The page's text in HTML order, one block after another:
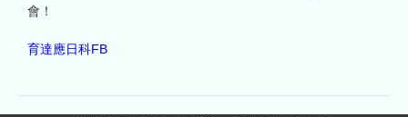
會！
育達應日科FB